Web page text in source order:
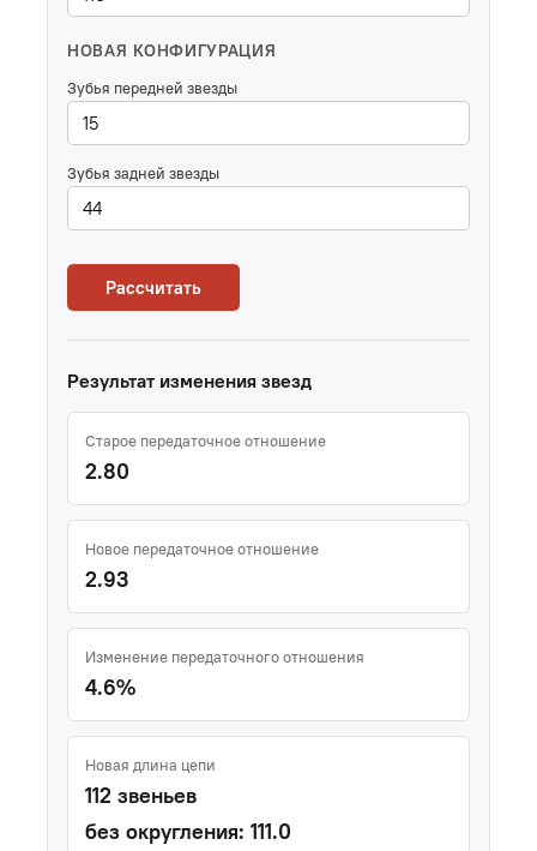
НОВАЯ КОНФИГУРАЦИЯ
Зубья передней звезды
Зубья задней звезды
Рассчитать
Результат изменения звезд
Старое передаточное отношение
2.80
Новое передаточное отношение
2.93
Изменение передаточного отношения
4.6%
Новая длина цепи
112 звеньев
без округления: 111.0